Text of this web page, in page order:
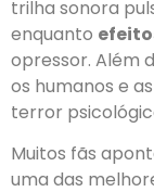
trilha sonora
enquanto
opressor. Além
os humanos e
terror
Muitos fãs
uma das